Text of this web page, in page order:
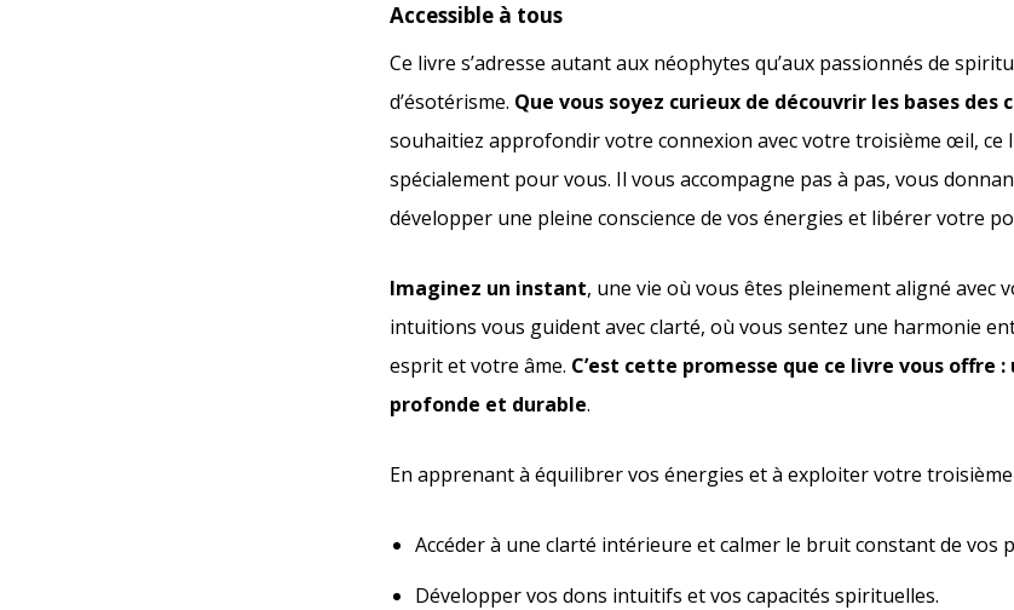
Accessible à tous
Ce livre s’adresse autant aux néophytes qu’aux passionnés de
d’ésotérisme. Que vous soyez curieux de découvrir les bases des
souhaitiez approfondir votre connexion avec votre troisième œil, ce
spécialement pour vous. Il vous accompagne pas à pas, vous
développer une pleine conscience de vos énergies et libérer votre
Imaginez un instant, une vie où vous êtes pleinement aligné avec
intuitions vous guident avec clarté, où vous sentez une harmonie
esprit et votre âme. C’est cette promesse que ce livre vous offre
profonde et durable.
En apprenant à équilibrer vos énergies et à exploiter votre
Accéder à une clarté intérieure et calmer le bruit constant de vos
Développer vos dons intuitifs et vos capacités spirituelles.